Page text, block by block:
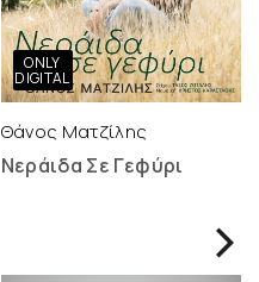
ONLY
DIGITAL
Θάνος Ματζίλης
Νεράιδα Σε Γεφύρι